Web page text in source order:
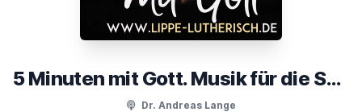
5 Minuten mit Gott. Musik für die Seele & Texte zum Nachdenken
Dr. Andreas Lange